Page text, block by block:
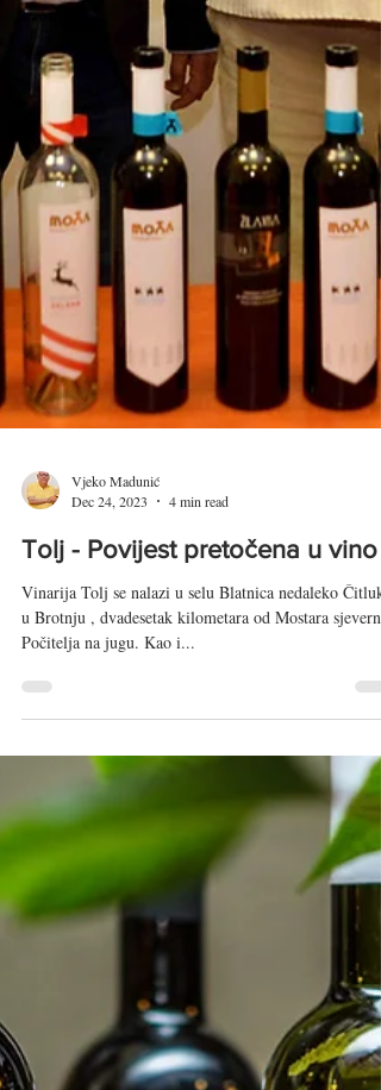
Dec 24, 2023
4 min read
Tolj - Povijest pretočena u vino
Vinarija Tolj se nalazi u selu Blatnica nedaleko Čitluka
u Brotnju , dvadesetak kilometara od Mostara
Počitelja na jugu. Kao i...